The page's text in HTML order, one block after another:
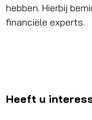
hebben. Hierbij
financiële experts.
Heeft u